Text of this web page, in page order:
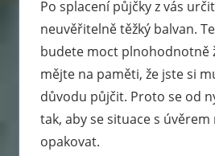
Po splacení půjčky z vás
neuvěřitelně těžký balvan.
budete moct plnohodnotně
mějte na paměti, že jste si
důvodu půjčit. Proto se od
tak, aby se situace s úvěrem
opakovat.